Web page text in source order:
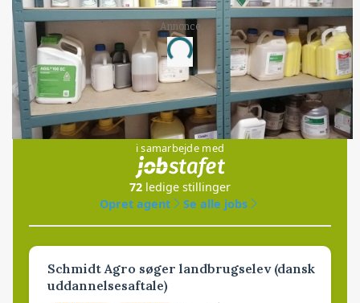
Annonce
Loading...
Jobs
i samarbejde med
72 ledige stillinger
Opret agent
Se alle jobs
Schmidt Agro søger landbrugselev (dansk
uddannelsesaftale)